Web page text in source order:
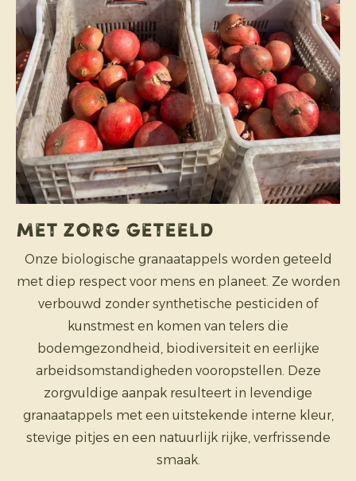
Met zorg geteeld
Onze biologische granaatappels worden geteeld
met diep respect voor mens en planeet. Ze worden
verbouwd zonder synthetische pesticiden of
kunstmest en komen van telers die
bodemgezondheid, biodiversiteit en eerlijke
arbeidsomstandigheden vooropstellen. Deze
zorgvuldige aanpak resulteert in levendige
granaatappels met een uitstekende interne kleur,
stevige pitjes en een natuurlijk rijke, verfrissende
smaak.